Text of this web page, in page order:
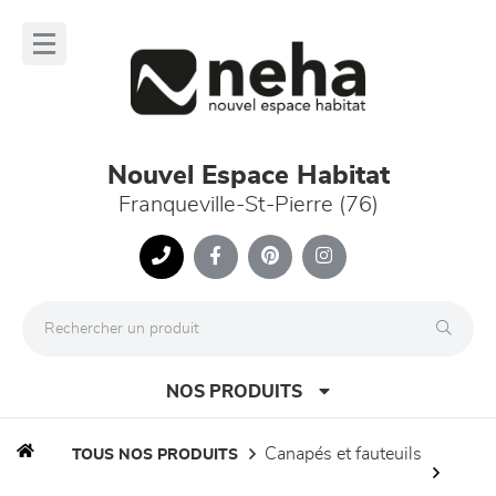
Nouvel Espace Habitat
Franqueville-St-Pierre (76)
NOS PRODUITS
TOUS NOS PRODUITS canapés et fauteuils